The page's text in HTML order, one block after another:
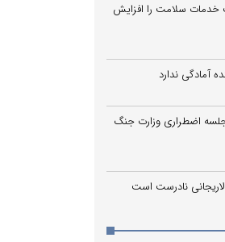
سلامت را افزایش
آمادگی ندارد
اضطراری وزارت جنگ
نادرست است